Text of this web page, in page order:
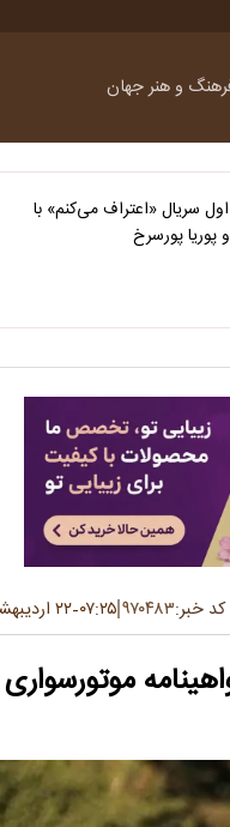
و هنرجهان
سریال «اعتراف می‌کنم» با
پوریا پورسرخ
کد خبر:۹۷۰۴۸۳ ۰۷:۲۵-۲۲ اردیبهشت ۱۴۰۵
موتورسواری